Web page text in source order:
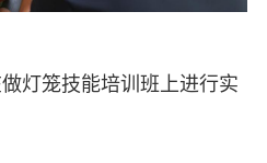
灯笼技能培训班上进行实